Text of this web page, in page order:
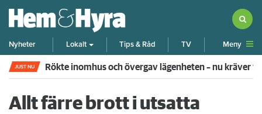
Nyheter Lokalt Tips & Råd TV Meny
JUST NU Rökte inomhus och övergav lägenheten – nu kräver
Allt färre brott i utsatta